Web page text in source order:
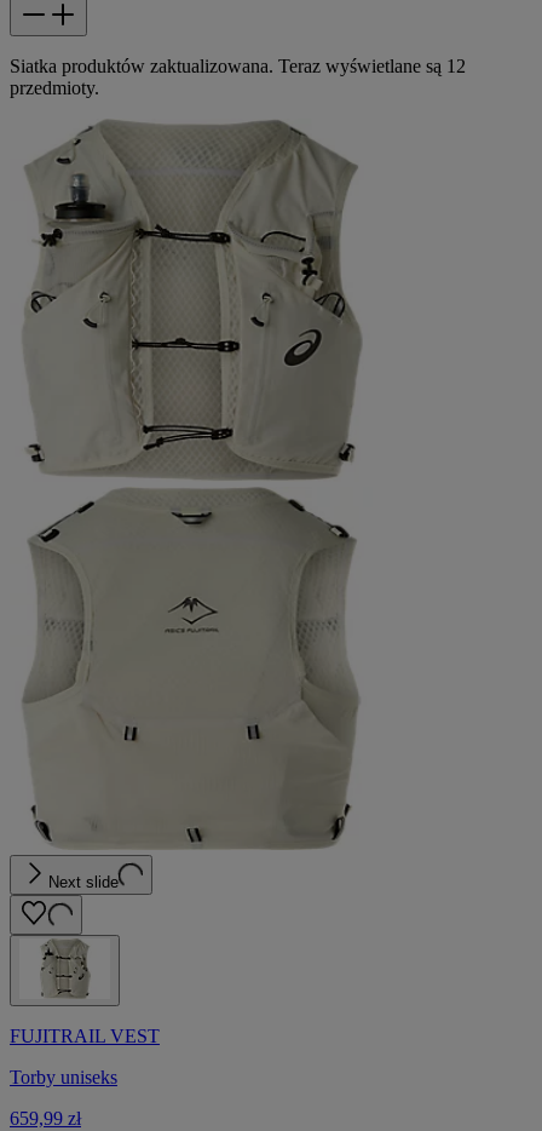
Siatka produktów zaktualizowana. Teraz wyświetlane są 12
przedmioty.
Next slide
FUJITRAIL VEST
Torby uniseks
659,99 zł